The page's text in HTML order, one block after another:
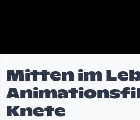
Mitten im
Knete